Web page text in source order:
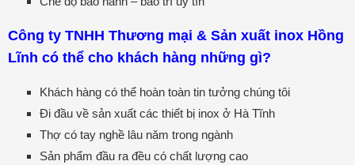
Công ty TNHH Thương mại & Sản xuất inox Hồng
Lĩnh có thể cho khách hàng những gì?
Khách hàng có thể hoàn toàn tin tưởng chúng tôi
Đi đầu về sản xuất các thiết bị inox ở Hà Tĩnh
Thợ có tay nghề lâu năm trong ngành
Sản phẩm đầu ra đều có chất lượng cao